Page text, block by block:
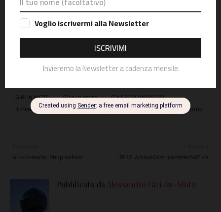
Grazie a tutti i lettori e follower che hanno dato il loro
contributo! Volete raccontare anche voi la vostra
esperienza in moto sullo Stelvio? Inviate una e-mail a giri-
in-moto@giri-in-moto.it. Le più belle verranno pubblicate!
Avete qualche piccolo consiglio da condividere?
GIRI IN MOTO Gite in moto
ITINERARI IMPRECISI
Itinerari in moto
Lombardia Passo dello Stelvio Trentino
TEST: ActionCam IconntechsIT 4K
Giri-in-moto: Shop online!
Pubblicato da Alessandro Giri-in-Moto